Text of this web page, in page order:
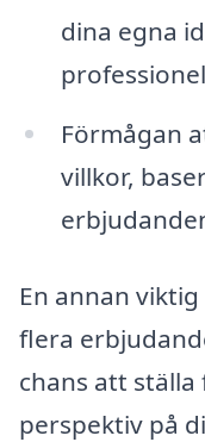
dina egna
Förmågan
villkor,
En annan
flera
chans att
perspektiv på